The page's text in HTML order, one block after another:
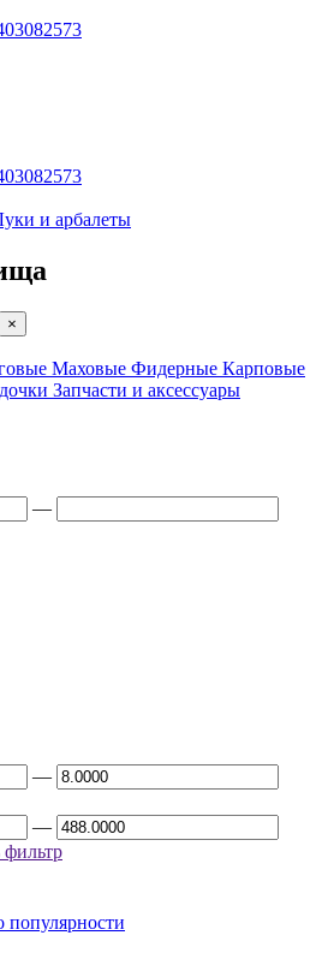
×
Маховые Фидерные Карповые
Запчасти и аксессуары
—
—
—
популярности